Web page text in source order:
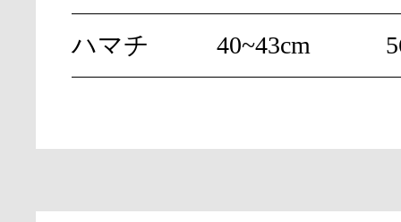
ハマチ 40~43cm